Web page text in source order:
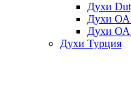
Духи
Духи
Духи
Духи Турция